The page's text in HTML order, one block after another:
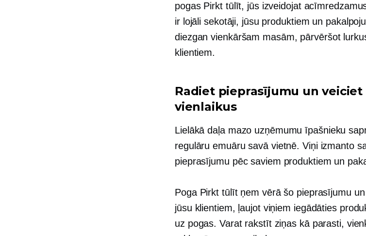
pogas Pirkt tūlīt, jūs izveidojat
ir lojāli sekotāji, jūsu produktiem un
diezgan vienkāršam masām, pārvēršot
klientiem.
Radiet pieprasījumu un veiciet
vienlaikus
Lielākā daļa mazo uzņēmumu īpašnieku
regulāru emuāru savā vietnē. Viņi izmanto
pieprasījumu pēc saviem produktiem un
Poga Pirkt tūlīt ņem vērā šo pieprasījumu
jūsu klientiem, ļaujot viņiem iegādāties
uz pogas. Varat rakstīt ziņas kā parasti,